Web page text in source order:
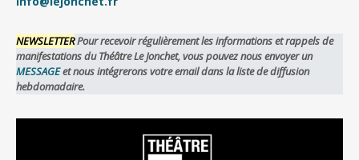
NEWSLETTERPour recevoir régulièrement les informations et rappels de
manifestations du Théâtre Le Jonchet, vous pouvez nous envoyer un
MESSAGEet nous intégrerons votre email dans la liste de diffusion
hebdomadaire.